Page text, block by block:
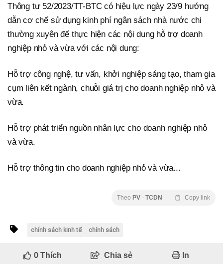
Thông tư 52/2023/TT-BTC có hiệu lực ngày 23/9 hướng
dẫn cơ chế sử dụng kinh phí ngân sách nhà nước chi
thường xuyên để thực hiện các nội dung hỗ trợ doanh
nghiệp nhỏ và vừa với các nội dung:
Hỗ trợ công nghệ, tư vấn, khởi nghiệp sáng tạo, tham gia
cụm liên kết ngành, chuỗi giá trị cho doanh nghiệp nhỏ và
vừa.
Hỗ trợ phát triển nguồn nhân lực cho doanh nghiệp nhỏ
và vừa.
Hỗ trợ thông tin cho doanh nghiệp nhỏ và vừa...
Theo PV - TCDN Copy link
chính sách kinh tế chính sách
0Thích Chia sẻ In